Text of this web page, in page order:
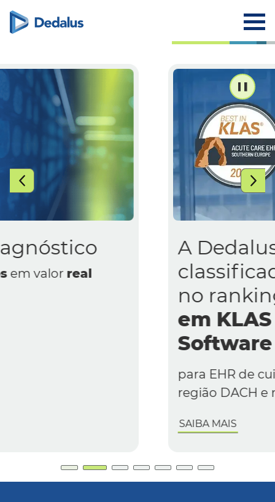
A Dedalus foi
classificada em 1º lugar
"Melhores
Software e Serviços"
para EHR de cuidados agudos na
região DACH e no sul da Europa.